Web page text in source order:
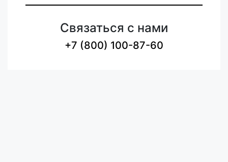
Связаться с нами
+7 (800) 100-87-60